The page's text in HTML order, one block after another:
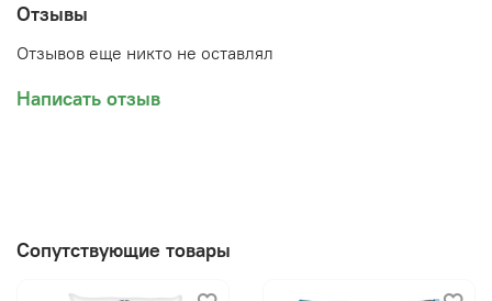
Отзывы
Отзывов еще никто не оставлял
Написать отзыв
Сопутствующие товары